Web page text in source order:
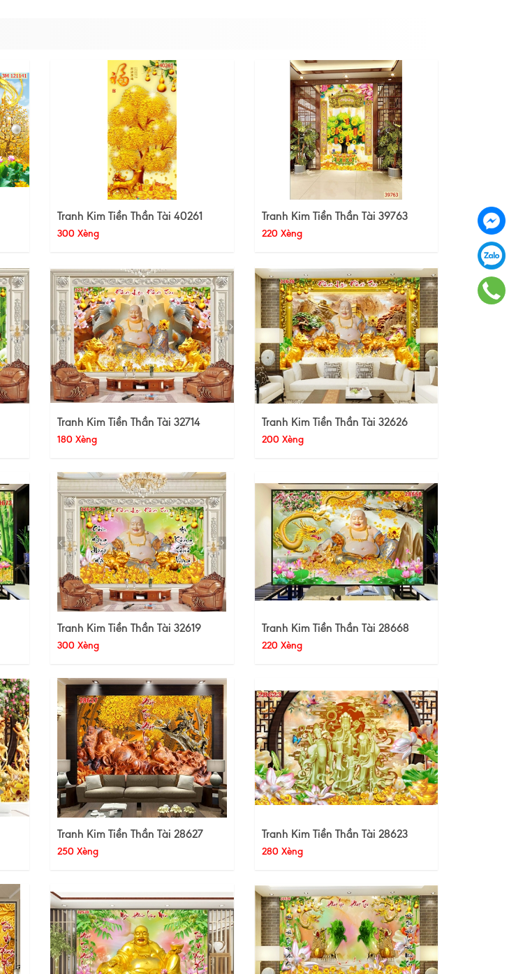
Tranh Kim Tiền Thần Tài 40261
300 Xèng
Tranh Kim Tiền Thần Tài 39763
220 Xèng
Tranh Kim Tiền Thần Tài 32714
180 Xèng
Tranh Kim Tiền Thần Tài 32626
200 Xèng
Tranh Kim Tiền Thần Tài 32619
300 Xèng
Tranh Kim Tiền Thần Tài 28668
220 Xèng
Tranh Kim Tiền Thần Tài 28627
250 Xèng
Tranh Kim Tiền Thần Tài 28623
280 Xèng